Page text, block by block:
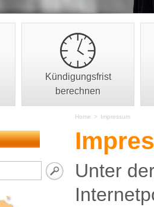
Kündigungsfrist
berechnen
Home > Impressum
Unter